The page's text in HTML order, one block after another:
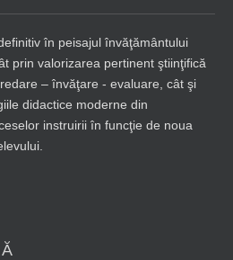
în peisajul învăţământului
prin valorizarea pertinent ştiinţifică
– învăţare - evaluare, cât şi
didactice moderne din
instruirii în funcţie de noua